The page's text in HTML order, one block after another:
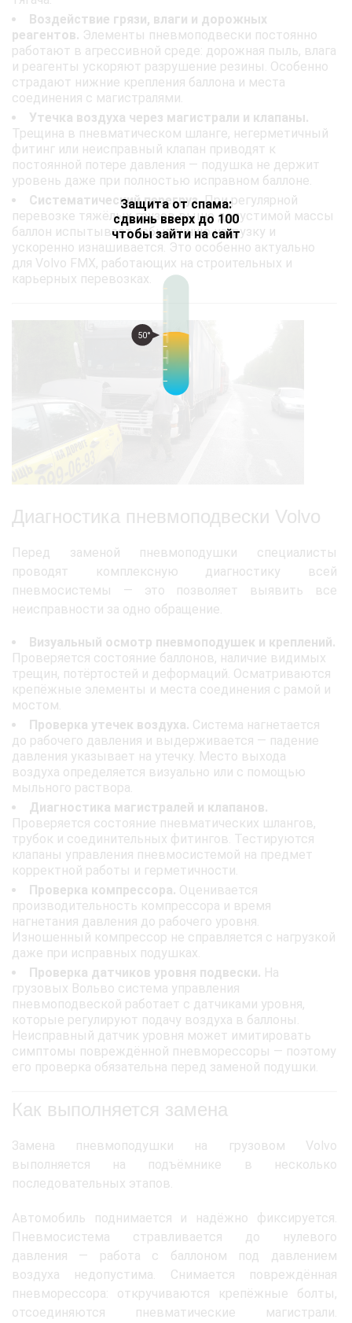
Защита от спама:
сдвинь вверх до 100
чтобы зайти на сайт
50°
Воздействие грязи, влаги и дорожных
реагентов. Элементы пневмоподвески постоянно
работают в агрессивной среде: дорожная пыль, влага
и реагенты ускоряют разрушение резины. Особенно
страдают нижние крепления баллона и места
соединения с магистралями.
Утечка воздуха через магистрали и клапаны.
Трещина в пневматическом шланге, негерметичный
фитинг или неисправный клапан приводят к
постоянной потере давления — подушка не держит
уровень даже при полностью исправном баллоне.
Систематический перегруз.При регулярной
перевозке тяжёлых грузов выше допустимой массы
баллон испытывает избыточную нагрузку и
ускоренно изнашивается. Это особенно актуально
для Volvo FMX, работающих на строительных и
карьерных перевозках.
Диагностика пневмоподвески Volvo
Перед заменой пневмоподушки специалисты
проводят комплексную диагностику всей
пневмосистемы — это позволяет выявить все
неисправности за одно обращение.
Визуальный осмотр пневмоподушек и креплений.
Проверяется состояние баллонов, наличие видимых
трещин, потёртостей и деформаций. Осматриваются
крепёжные элементы и места соединения с рамой и
мостом.
Проверка утечек воздуха. Система нагнетается
до рабочего давления и выдерживается — падение
давления указывает на утечку. Место выхода
воздуха определяется визуально или с помощью
мыльного раствора.
Диагностика магистралей и клапанов.
Проверяется состояние пневматических шлангов,
трубок и соединительных фитингов. Тестируются
клапаны управления пневмосистемой на предмет
корректной работы и герметичности.
Проверка компрессора. Оценивается
производительность компрессора и время
нагнетания давления до рабочего уровня.
Изношенный компрессор не справляется с нагрузкой
даже при исправных подушках.
Проверка датчиков уровня подвески. На
грузовых Вольво система управления
пневмоподвеской работает с датчиками уровня,
которые регулируют подачу воздуха в баллоны.
Неисправный датчик уровня может имитировать
симптомы повреждённой пневморессоры — поэтому
его проверка обязательна перед заменой подушки.
Как выполняется замена
Замена пневмоподушки на грузовом Volvo
выполняется на подъёмнике в несколько
последовательных этапов.
Автомобиль поднимается и надёжно фиксируется.
Пневмосистема стравливается до нулевого
давления — работа с баллоном под давлением
воздуха недопустима. Снимается повреждённая
пневморессора: откручиваются крепёжные болты,
отсоединяются пневматические магистрали.